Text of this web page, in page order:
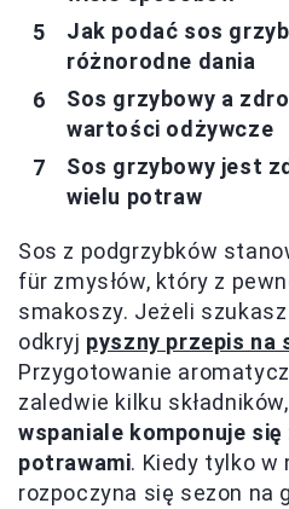
Jak podać sos
różnorodne dania
Sos grzybowy a
wartości odżywcze
Sos grzybowy jest
wielu potraw
Sos z podgrzybków
für zmysłów, który z
smakoszy. Jeżeli
odkryj pyszny przepis na
Przygotowanie
zaledwie kilku
wspaniale komponuje
potrawami. Kiedy tylko w
rozpoczyna się sezon na